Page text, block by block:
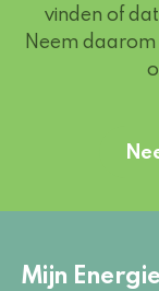
vinden of
Neem
Mijn